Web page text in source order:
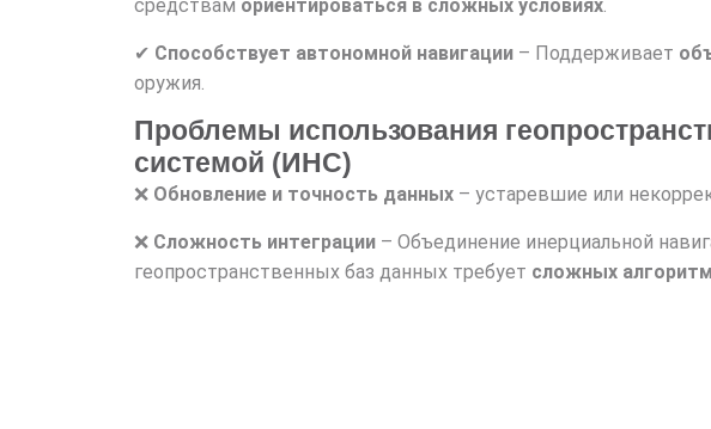
средствам ориентироваться в сложных условиях.
✔ Способствует автономной навигации – Поддерживает
оружия.
Проблемы использования
системой (ИНС)
❌ Обновление и точность данных – устаревшие или
❌ Сложность интеграции – Объединение инерциальной
геопространственных баз данных требует сложных